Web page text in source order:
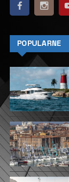
POPULARNE